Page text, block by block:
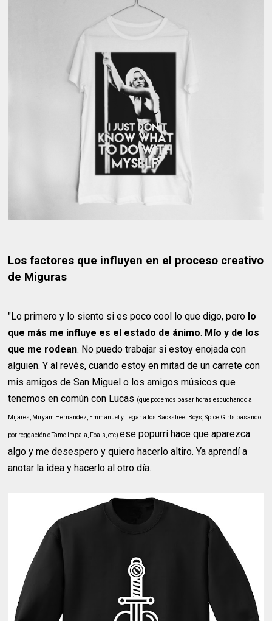
Los factores que influyen en el proceso creativo
de Miguras
"Lo primero y lo siento si es poco cool lo que digo, pero lo
que más me influye es el estado de ánimo. Mío y de los
que me rodean. No puedo trabajar si estoy enojada con
alguien. Y al revés, cuando estoy en mitad de un carrete con
mis amigos de San Miguel o los amigos músicos que
tenemos en común con Lucas (que podemos pasar horas escuchando a
Mijares, Miryam Hernandez, Emmanuel y llegar a los Backstreet Boys, Spice Girls pasando
por reggaetón o Tame Impala, Foals, etc)ese popurrí hace que aparezca
algo y me desespero y quiero hacerlo altiro. Ya aprendí a
anotar la idea y hacerlo al otro día.